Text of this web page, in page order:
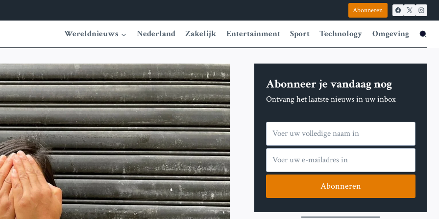
Abonneren
Wereldnieuws Nederland Zakelijk Entertainment Sport Technology Omgeving
Abonneer je vandaag nog
Ontvang het laatste nieuws in uw inbox
Abonneren